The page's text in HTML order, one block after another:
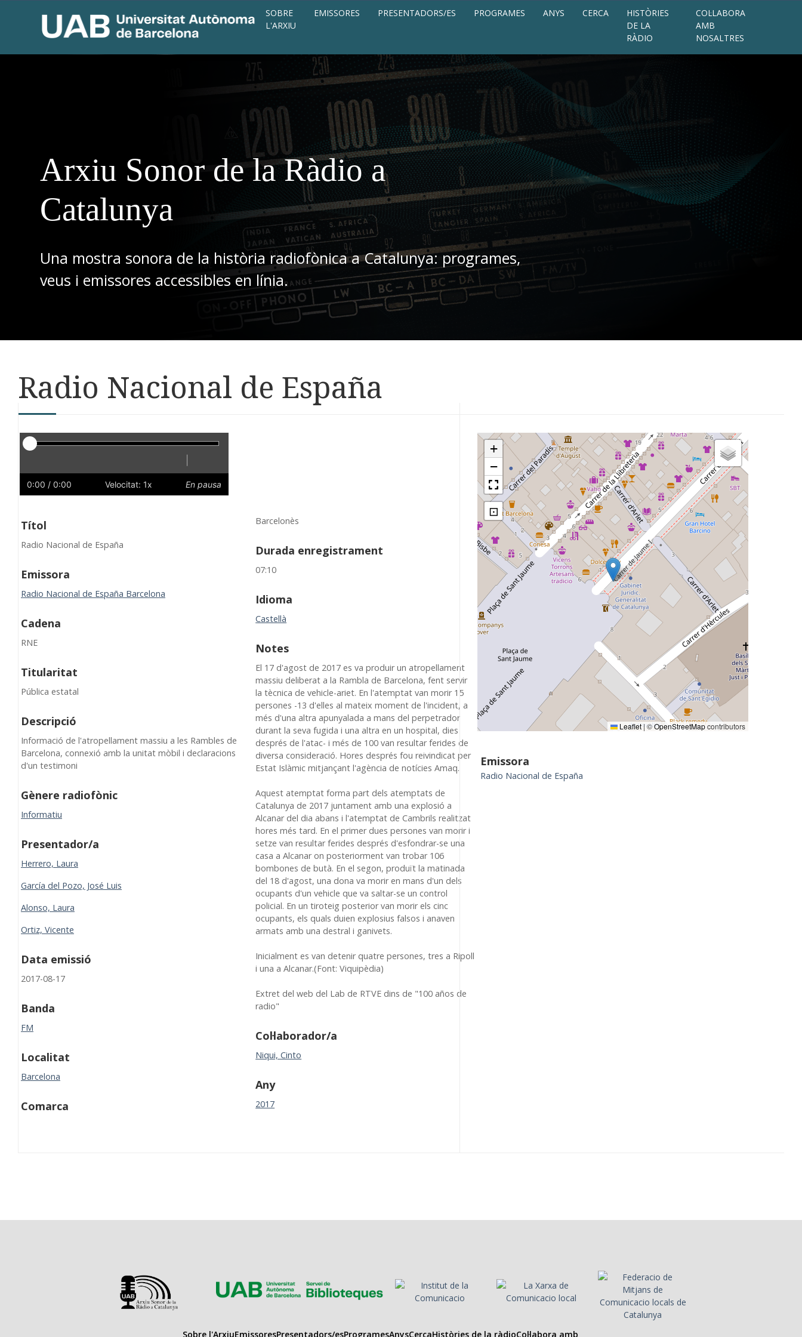
SOBRE
L'ARXIU
EMISSORES PRESENTADORS/ES PROGRAMES ANYS CERCA
HISTÒRIES
DE LA
RÀDIO
COL·LABORA
AMB
NOSALTRES
Arxiu Sonor de la Ràdio a
Catalunya
Una mostra sonora de la història radiofònica a Catalunya: programes,
veus i emissores accessibles en línia.
Radio Nacional de España
Reproductor
Lent
0:00 / 0:00 Velocitat: 1x En pausa
Títol
Radio Nacional de España
Emissora
Radio Nacional de España Barcelona
Cadena
RNE
Titularitat
Pública estatal
Descripció
Informació de l'atropellament massiu a les Rambles de
Barcelona, connexió amb la unitat mòbil i declaracions
d'un testimoni
Gènere radiofònic
Informatiu
Presentador/a
Herrero, Laura
García del Pozo, José Luis
Alonso, Laura
Ortiz, Vicente
Data emissió
2017-08-17
Banda
FM
Localitat
Barcelona
Comarca
Barcelonès
Durada enregistrament
07:10
Idioma
Castellà
Notes
El 17 d'agost de 2017 es va produir un atropellament
massiu deliberat a la Rambla de Barcelona, fent servir
la tècnica de vehicle-ariet. En l'atemptat van morir 15
persones -13 d'elles al mateix moment de l'incident, a
més d'una altra apunyalada a mans del perpetrador
durant la seva fugida i una altra en un hospital, dies
després de l'atac- i més de 100 van resultar ferides de
diversa consideració. Hores després fou reivindicat per
Estat Islàmic mitjançant l'agència de notícies Amaq.
Aquest atemptat forma part dels atemptats de
Catalunya de 2017 juntament amb una explosió a
Alcanar del dia abans i l'atemptat de Cambrils realitzat
hores més tard. En el primer dues persones van morir i
setze van resultar ferides després d'esfondrar-se una
casa a Alcanar on posteriorment van trobar 106
bombones de butà. En el segon, produït la matinada
del 18 d'agost, una dona va morir en mans d'un dels
ocupants d'un vehicle que va saltar-se un control
policial. En un tiroteig posterior van morir els cinc
ocupants, els quals duien explosius falsos i anaven
armats amb una destral i ganivets.
Inicialment es van detenir quatre persones, tres a Ripoll
i una a Alcanar.(Font: Viquipèdia)
Extret del web del Lab de RTVE dins de "100 años de
radio"
Col·laborador/a
Niqui, Cinto
Any
2017
+
−
⊡
Leaflet|©OpenStreetMapcontributors
Emissora
Radio Nacional de España
Sobre l'ArxiuEmissoresPresentadors/esProgramesAnysCercaHistòries de la ràdioCol·labora amb